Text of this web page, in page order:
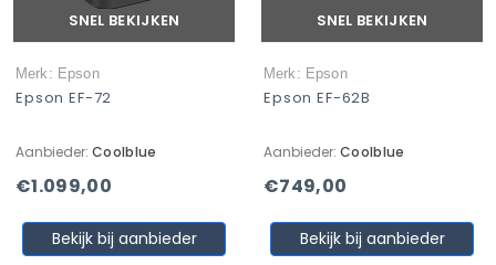
SNEL BEKIJKEN
Merk: Epson
Epson EF-72
Aanbieder: Coolblue
€1.099,00
Bekijk bij aanbieder
SNEL BEKIJKEN
Merk: Epson
Epson EF-62B
Aanbieder: Coolblue
€749,00
Bekijk bij aanbieder